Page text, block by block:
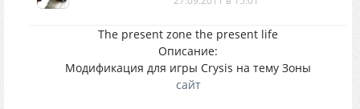
The present zone the present life
Описание:
Модификация для игры Crysis на тему Зоны
сайт